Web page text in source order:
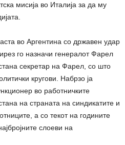
мисија во Италија за да му
во Аргентина со државен удар
го назначи генералот Фарел
секретар на Фарел, со што
кругови. Набрзо ја
во работничките
на страната на синдикатите и
а со текот на годините
слоеви на